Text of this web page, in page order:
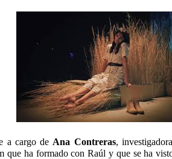
a cargo de Ana Contreras,
que ha formado con Raúl y que se ha